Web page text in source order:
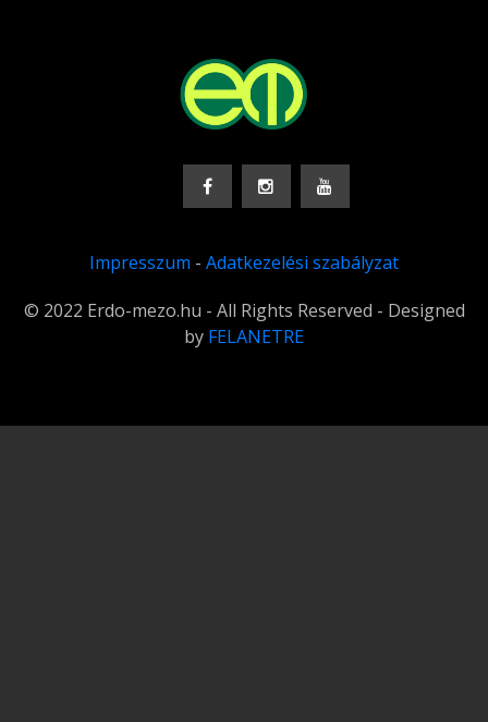
Impresszum - Adatkezelési szabályzat
© 2022 Erdo-mezo.hu - All Rights Reserved - Designed
by FELANETRE